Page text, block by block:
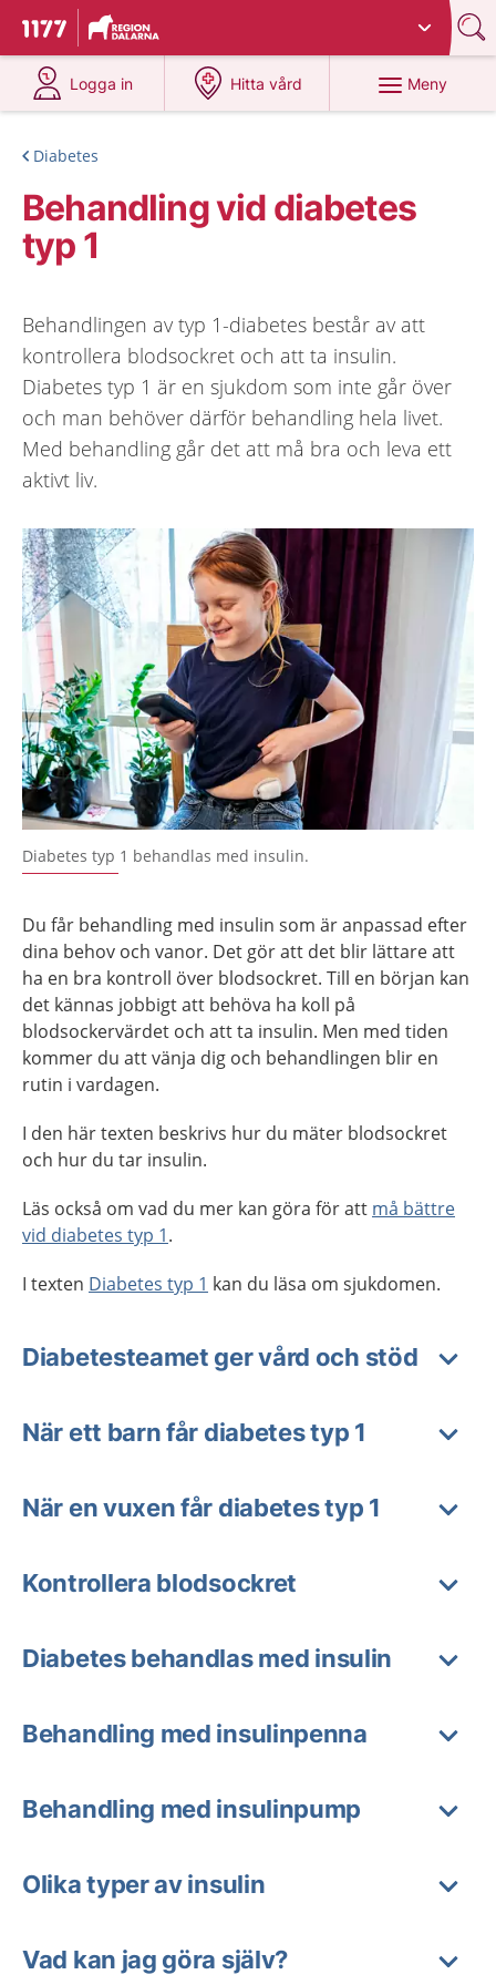
Till startsidan för 1177
Du har valt region
Logga in
på 1177.se
Hitta vård
på 1177.se
Meny
Diabetes
Behandling vid diabetes
typ 1
Behandlingen av typ 1-diabetes består av att
kontrollera blodsockret och att ta insulin.
Diabetes typ 1 är en sjukdom som inte går över
och man behöver därför behandling hela livet.
Med behandling går det att må bra och leva ett
aktivt liv.
Diabetes typ 1 behandlas med insulin.
Du får behandling med insulin som är anpassad efter
dina behov och vanor. Det gör att det blir lättare att
ha en bra kontroll över blodsockret. Till en början kan
det kännas jobbigt att behöva ha koll på
blodsockervärdet och att ta insulin. Men med tiden
kommer du att vänja dig och behandlingen blir en
rutin i vardagen.
I den här texten beskrivs hur du mäter blodsockret
och hur du tar insulin.
Läs också om vad du mer kan göra för att må bättre
vid diabetes typ 1.
I texten Diabetes typ 1 kan du läsa om sjukdomen.
Diabetesteamet ger vård och stöd
När ett barn får diabetes typ 1
När en vuxen får diabetes typ 1
Kontrollera blodsockret
Diabetes behandlas med insulin
Behandling med insulinpenna
Behandling med insulinpump
Olika typer av insulin
Vad kan jag göra själv?